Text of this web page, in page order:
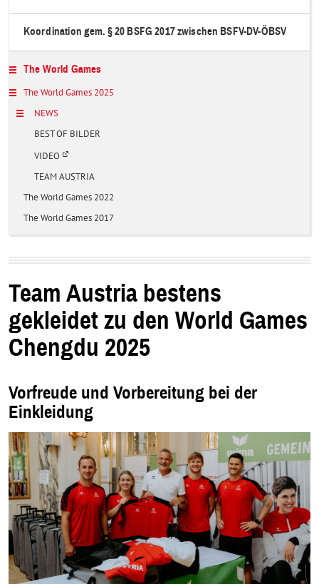
Koordination gem. § 20 BSFG 2017 zwischen BSFV-DV-ÖBSV
The World Games
The World Games 2025
NEWS
BEST OF BILDER
VIDEO
f
n
t
n
i
e
u
e
F
e
n
s
t
TEAM AUSTRIA
The World Games 2022
The World Games 2017
Team Austria bestens
gekleidet zu den World Games
Chengdu 2025
Vorfreude und Vorbereitung bei der
Einkleidung